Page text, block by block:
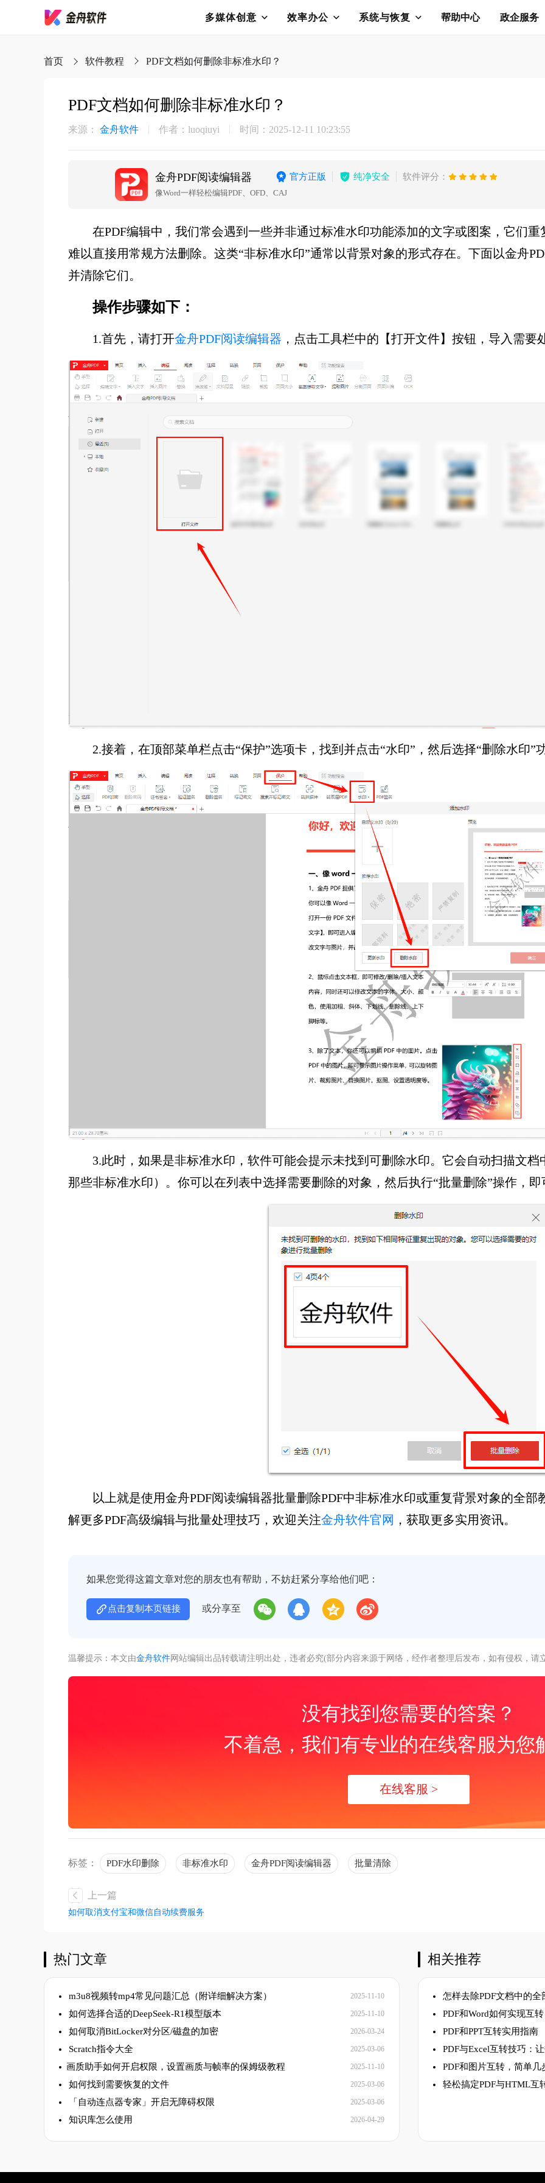
多媒体创意 效率办公 系统与恢复 帮助中心 政企服务
首页 软件教程 PDF文档如何删除非标准水印？
PDF文档如何删除非标准水印？
来源： 金舟软件 作者：luoqiuyi 时间：2025-12-11 10:23:55
金舟PDF阅读编辑器 官方正版 纯净安全 软件评分：
像Word一样轻松编辑PDF、OFD、CAJ
在PDF编辑中，我们常会遇到一些并非通过标准水印功能添加的文字或图案，它们
难以直接用常规方法删除。这类“非标准水印”通常以背景对象的形式存在。下面以金舟
并清除它们。
操作步骤如下：
1.首先，请打开金舟PDF阅读编辑器 ，点击工具栏中的【打开文件】按钮，导入需要
2.接着，在顶部菜单栏点击“保护”选项卡，找到并点击“水印”，然后选择“删除水印”
3.此时，如果是非标准水印，软件可能会提示未找到可删除水印。它会自动扫描文
那些非标准水印）。你可以在列表中选择需要删除的对象，然后执行“批量删除”操作，
以上就是使用金舟PDF阅读编辑器批量删除PDF中非标准水印或重复背景对象的全
解更多PDF高级编辑与批量处理技巧，欢迎关注金舟软件官网 ，获取更多实用资讯。
如果您觉得这篇文章对您的朋友也有帮助，不妨赶紧分享给他们吧：
点击复制本页链接 或分享至
温馨提示：本文由金舟软件网站编辑出品转载请注明出处，违者必究(部分内容来源于网络，经作者整理后发布，如有侵权，请
没有找到您需要的答案？
不着急，我们有专业的在线客服为您
在线客服 >
标签： PDF水印删除 非标准水印 金舟PDF阅读编辑器 批量清除
上一篇
如何取消支付宝和微信自动续费服务
热门文章
m3u8视频转mp4常见问题汇总（附详细解决方案） 2025-11-10
如何选择合适的DeepSeek-R1模型版本 2025-11-10
如何取消BitLocker对分区/磁盘的加密 2026-03-24
Scratch指令大全 2025-03-06
​画质助手如何开启权限，设置画质与帧率的保姆级教程 2025-11-10
如何找到需要恢复的文件 2025-03-06
「自动连点器专家」开启无障碍权限 2025-03-06
知识库怎么使用 2026-04-29
相关推荐
怎样去除PDF文档中的全
PDF和Word如何实现互
PDF和PPT互转实用指南
PDF与Excel互转技巧：
PDF和图片互转，简单几
轻松搞定PDF与HTML互